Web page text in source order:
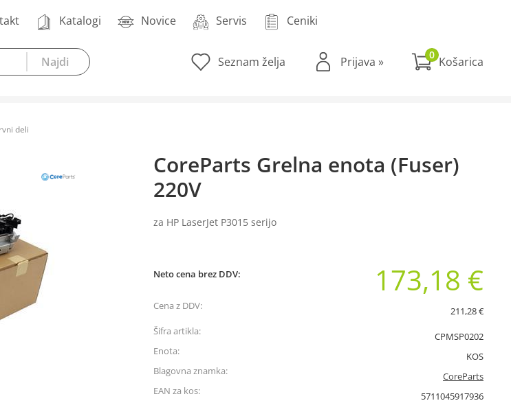
Katalogi Novice Servis Ceniki
Seznam želja Prijava » 0
deli
CoreParts Grelna enota (Fuser)
220V
za HP LaserJet P3015 serijo
Neto cena brez DDV: 173,18 €
Cena z DDV:
211,28 €
Šifra artikla:
CPMSP0202
Enota:
KOS
Blagovna znamka:
CoreParts
EAN za kos:
5711045917936